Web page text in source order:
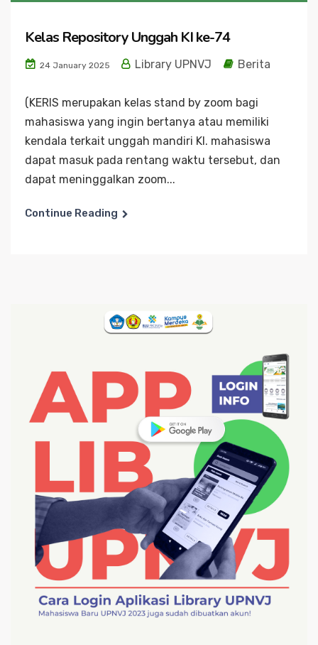
Kelas Repository Unggah KI ke-74
24 January 2025 Library UPNVJ Berita
(KERIS merupakan kelas stand by zoom bagi
mahasiswa yang ingin bertanya atau memiliki
kendala terkait unggah mandiri KI. mahasiswa
dapat masuk pada rentang waktu tersebut, dan
dapat meninggalkan zoom...
Continue Reading